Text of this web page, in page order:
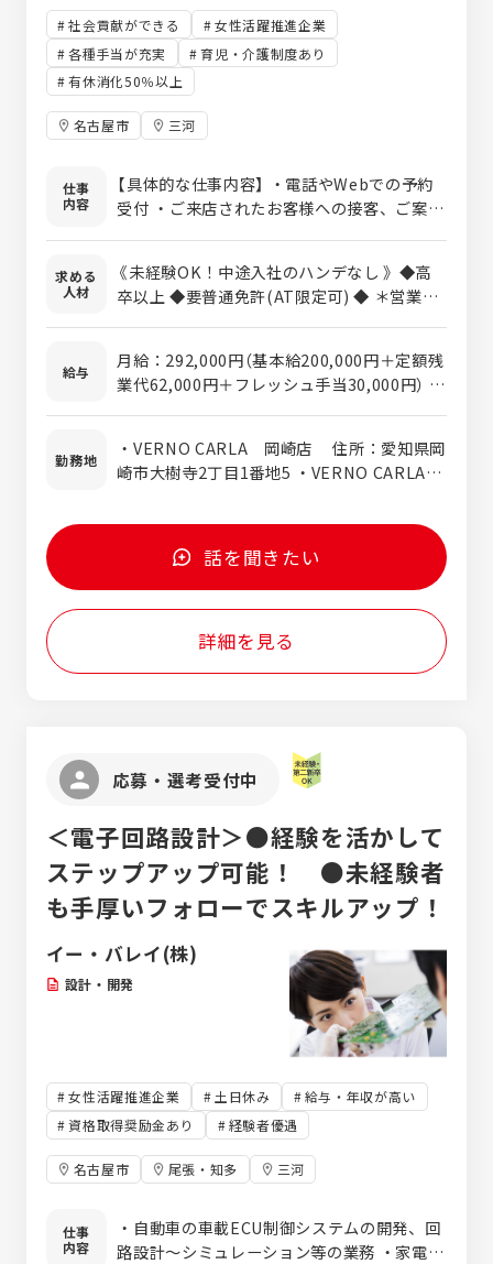
社会貢献ができる
女性活躍推進企業
各種手当が充実
育児・介護制度あり
有休消化50％以上
名古屋市 三河
仕事
内容
【具体的な仕事内容】 ・電話やWebでの予約
受付 ・ご来店されたお客様への接客、ご案内
対応、反響営業 ・ポータルサイトの運営 ・
車両の管理業務など 自動車販売の経験がなく
ても問題ありません！販売車両の多くは、弊
社のレンタカー使用車を取り扱っていただき
ます。走行距離が短く、人気があるうちに売
却判断をする為、状態が良い車が多いことが
どお客様に開示できる情報も安心してご提供
いただけます。 営業経験がなくても、接客が
りのお仕事です！お問い合わせ、ご来店いた
だいたお客様への対応が中心のため、自分か
ら売りに行くような営業はしていません。ど
ちらかといえば、お客様の話を聞き、満足し
て買っていただける様な説明やご案内をいた
だく事が重要です。 幅広いご年齢のお客様の
対応をする為、営業スキルを磨く事もできま
求める
人材
《未経験OK！中途入社のハンデなし 》 ◆高
卒以上 ◆要普通免許(AT限定可) ◆ ＊営業の
ーでの勤務経験 ＊ 未経験の方も歓迎しま
す！ 【 こんな方をお待ちしています！】 • 誰
とでも気軽に話せる方 • プライベートを大切
に働きたい方 • 車の知識を活かして車に携わ
りたい方 • 安定した基盤の企業で腰を据えて
給与
月給：292,000円（基本給200,000円＋定額残
業代62,000円＋フレッシュ手当30,000円） ※
差額分をお支払いいたします。 ※入社3ヶ月
間は、フレッシュ手当として報奨金30,000円
インセンティブがある場合は、高い方をお支
払いいたします。
勤務地
・VERNO CARLA 岡崎店 住所：愛知県岡
崎市大樹寺2丁目1番地5 ・VERNO CARLA
番1 ・VERNO CARLA 名古屋緑店 住所：
愛知県名古屋市緑区平手南1-104
話を聞きたい
詳細を見る
応募・選考受付中
＜電子回路設計＞●経験を活かして
ステップアップ可能！ ●未経験者
も手厚いフォローでスキルアップ！
イー・バレイ(株)
設計・開発
女性活躍推進企業 土日休み
給与・年収が高い
資格取得奨励金あり
経験者優遇
名古屋市 尾張・知多 三河
仕事
内容
・自動車の車載ECU制御システムの開発、回
路設計～シミュレーション等の業務 ・家電製